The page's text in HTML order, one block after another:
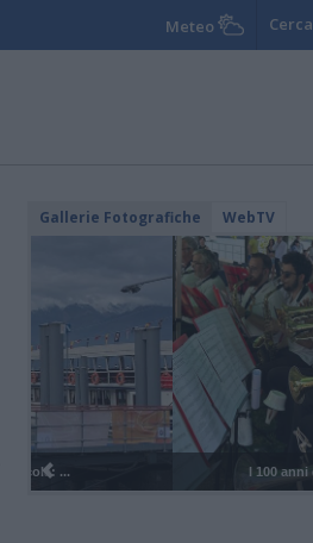
Meteo Cerca
Gallerie Fotografiche WebTV
I 100 anni del Corpo Musicale di